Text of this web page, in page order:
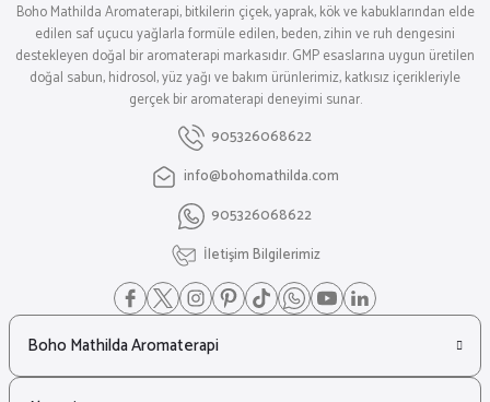
Boho Mathilda Aromaterapi, bitkilerin çiçek, yaprak, kök ve kabuklarından elde
edilen saf uçucu yağlarla formüle edilen, beden, zihin ve ruh dengesini
destekleyen doğal bir aromaterapi markasıdır. GMP esaslarına uygun üretilen
doğal sabun, hidrosol, yüz yağı ve bakım ürünlerimiz, katkısız içerikleriyle
gerçek bir aromaterapi deneyimi sunar.
905326068622
info@bohomathilda.com
905326068622
İletişim Bilgilerimiz
Boho Mathilda Aromaterapi